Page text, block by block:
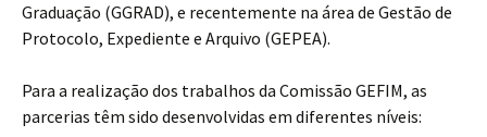
Graduação (GGRAD), e recentemente na área de Gestão de
Protocolo, Expediente e Arquivo (GEPEA).
Para a realização dos trabalhos da Comissão GEFIM, as
parcerias têm sido desenvolvidas em diferentes níveis: